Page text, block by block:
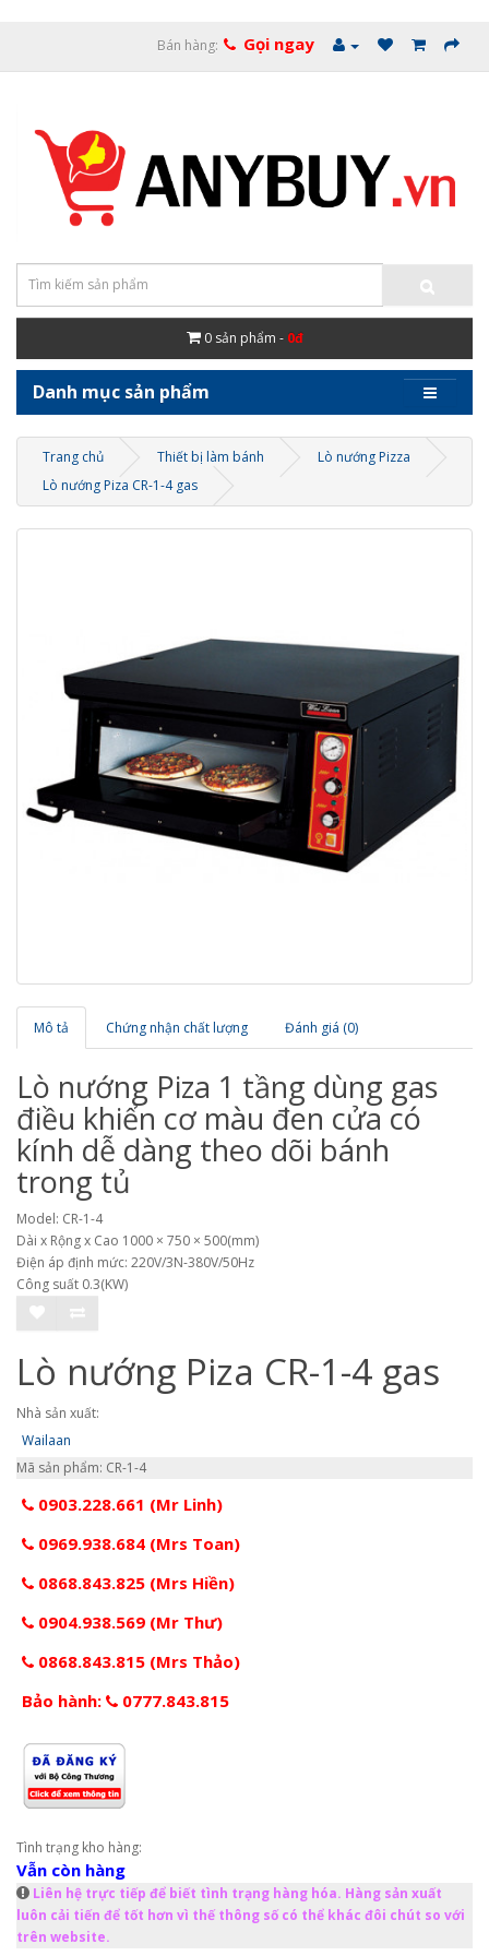
Bán hàng: Gọi ngay
0 sản phẩm - 0đ
Danh mục sản phẩm
Trang chủ Thiết bị làm bánh
Lò nướng Pizza
Lò nướng Piza CR-1-4 gas
Mô tả Chứng nhận chất lượng Đánh giá (0)
Lò nướng Piza 1 tầng dùng gas
điều khiển cơ màu đen cửa có
kính dễ dàng theo dõi bánh
trong tủ
Model: CR-1-4
Dài x Rộng x Cao 1000 × 750 × 500(mm)
Điện áp định mức: 220V/3N-380V/50Hz
Công suất 0.3(KW)
Lò nướng Piza CR-1-4 gas
Nhà sản xuất:
Wailaan
Mã sản phẩm: CR-1-4
0903.228.661 (Mr Linh)
0969.938.684 (Mrs Toan)
0868.843.825 (Mrs Hiền)
0904.938.569 (Mr Thư)
0868.843.815 (Mrs Thảo)
Bảo hành:
0777.843.815
Tình trạng kho hàng:
Vẫn còn hàng
Liên hệ trực tiếp để biết tình trạng hàng hóa. Hàng sản xuất
luôn cải tiến để tốt hơn vì thế thông số có thể khác đôi chút so với
trên website.